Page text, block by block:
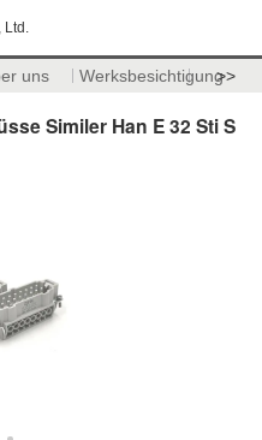
Ltd.
uns Werksbesichtigung>>
Similer Han E 32 Sti S